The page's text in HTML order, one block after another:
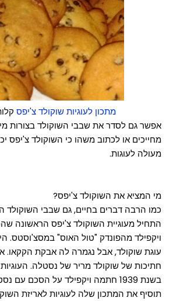
מתכון לעוגיות שוקולד צ'יפס
אפשר גם לסדר את שבבי השוקולד בצורות
מחייכים או לכתוב משהו כי השוקולד צ'יפס
מעולה לעוגות.
מי המציא את השוקולד צ'יפס?
כמו הרבה דברים בחיים, גם שבבי השוקולד
ויקפילד מהפונדק "טול האוס" במסצ'וסטס.
עוגת שוקולד, אבל נגמרה לה אבקת הקקאו.
חתיכות של שוקולד מריר של נסטלה.
בשנת 1939 חתמה ויקפילד על הסכם
תוסיף את המתכון שלה לעוגיות לאריזת